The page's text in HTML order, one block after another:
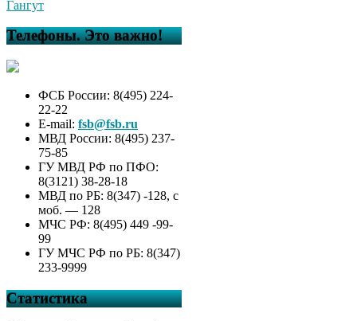
Гангут
Телефоны. Это важно!
ФСБ России: 8(495) 224-
22-22
E-mail: fsb@fsb.ru
МВД России: 8(495) 237-
75-85
ГУ МВД РФ по ПФО:
8(3121) 38-28-18
МВД по РБ: 8(347) -128, с
моб. — 128
МЧС РФ: 8(495) 449 -99-
99
ГУ МЧС РФ по РБ: 8(347)
233-9999
Статистика